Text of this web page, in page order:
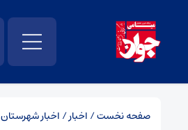
صفحه نخست/ اخبار/ اخبار شهرستان